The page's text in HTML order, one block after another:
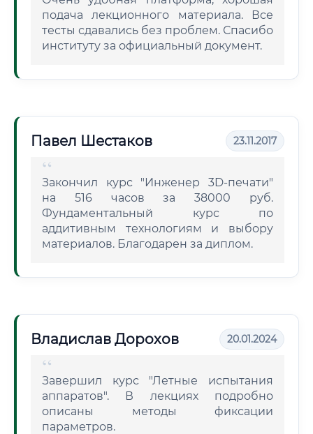
подача лекционного материала. Все
тесты сдавались без проблем. Спасибо
институту за официальный документ.
Павел Шестаков 23.11.2017
Закончил курс "Инженер 3D-печати"
на 516 часов за 38000 руб.
Фундаментальный курс по
аддитивным технологиям и выбору
материалов. Благодарен за диплом.
Владислав Дорохов 20.01.2024
Завершил курс "Летные испытания
аппаратов". В лекциях подробно
описаны методы фиксации
параметров.